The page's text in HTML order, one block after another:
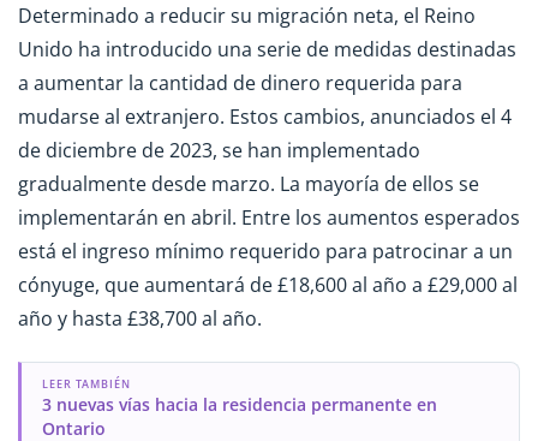
Determinado a reducir su migración neta, el Reino
Unido ha introducido una serie de medidas destinadas
a aumentar la cantidad de dinero requerida para
mudarse al extranjero. Estos cambios, anunciados el 4
de diciembre de 2023, se han implementado
gradualmente desde marzo. La mayoría de ellos se
implementarán en abril. Entre los aumentos esperados
está el ingreso mínimo requerido para patrocinar a un
cónyuge, que aumentará de £18,600 al año a £29,000 al
año y hasta £38,700 al año.
LEER TAMBIÉN
3 nuevas vías hacia la residencia permanente en
Ontario